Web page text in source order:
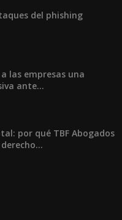
del phishing
a las empresas una
ante...
por qué TBF Abogados